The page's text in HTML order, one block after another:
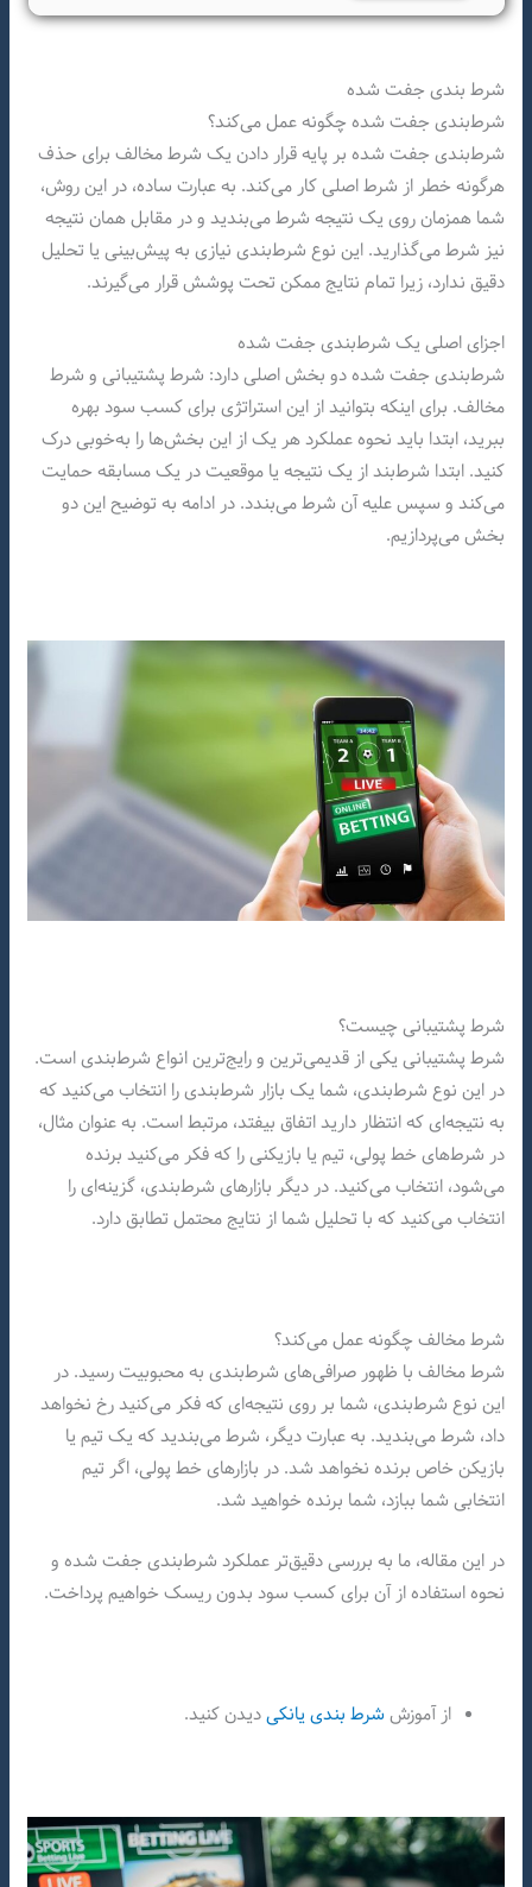
شرط بندی جفت شده
شرط‌بندی جفت شده چگونه عمل می‌کند؟
شرط‌بندی جفت شده بر پایه قرار دادن یک شرط مخالف برای حذف
هرگونه خطر از شرط اصلی کار می‌کند. به عبارت ساده، در این روش،
شما همزمان روی یک نتیجه شرط می‌بندید و در مقابل همان نتیجه
نیز شرط می‌گذارید. این نوع شرط‌بندی نیازی به پیش‌بینی یا تحلیل
دقیق ندارد، زیرا تمام نتایج ممکن تحت پوشش قرار می‌گیرند.
اجزای اصلی یک شرط‌بندی جفت شده
شرط‌بندی جفت شده دو بخش اصلی دارد: شرط پشتیبانی و شرط
مخالف. برای اینکه بتوانید از این استراتژی برای کسب سود بهره
ببرید، ابتدا باید نحوه عملکرد هر یک از این بخش‌ها را به‌خوبی درک
کنید. ابتدا شرط‌بند از یک نتیجه یا موقعیت در یک مسابقه حمایت
می‌کند و سپس علیه آن شرط می‌بندد. در ادامه به توضیح این دو
بخش می‌پردازیم.
شرط پشتیبانی چیست؟
شرط پشتیبانی یکی از قدیمی‌ترین و رایج‌ترین انواع شرط‌بندی است.
در این نوع شرط‌بندی، شما یک بازار شرط‌بندی را انتخاب می‌کنید که
به نتیجه‌ای که انتظار دارید اتفاق بیفتد، مرتبط است. به عنوان مثال،
در شرط‌های خط پولی، تیم یا بازیکنی را که فکر می‌کنید برنده
می‌شود، انتخاب می‌کنید. در دیگر بازارهای شرط‌بندی، گزینه‌ای را
انتخاب می‌کنید که با تحلیل شما از نتایج محتمل تطابق دارد.
شرط مخالف چگونه عمل می‌کند؟
شرط مخالف با ظهور صرافی‌های شرط‌بندی به محبوبیت رسید. در
این نوع شرط‌بندی، شما بر روی نتیجه‌ای که فکر می‌کنید رخ نخواهد
داد، شرط می‌بندید. به عبارت دیگر، شرط می‌بندید که یک تیم یا
بازیکن خاص برنده نخواهد شد. در بازارهای خط پولی، اگر تیم
انتخابی شما ببازد، شما برنده خواهید شد.
در این مقاله، ما به بررسی دقیق‌تر عملکرد شرط‌بندی جفت شده و
نحوه استفاده از آن برای کسب سود بدون ریسک خواهیم پرداخت.
از آموزش شرط بندی یانکیدیدن کنید.